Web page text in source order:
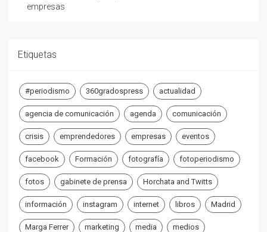
empresas
Etiquetas
#periodismo 360gradospress actualidad
agencia de comunicación agenda comunicación
crisis emprendedores empresas eventos
facebook Formación fotografía fotoperiodismo
fotos gabinete de prensa Horchata and Twitts
información instagram internet libros Madrid
Marga Ferrer marketing media medios